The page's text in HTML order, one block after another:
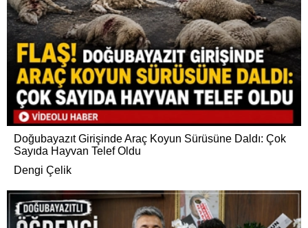
Doğubayazıt Girişinde Araç Koyun Sürüsüne Daldı: Çok
Sayıda Hayvan Telef Oldu
Dengi Çelik